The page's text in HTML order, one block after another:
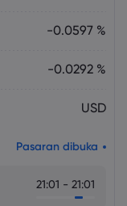
-0.0597 %
-0.0292 %
USD
Pasaran dibuka
21:01 - 21:01